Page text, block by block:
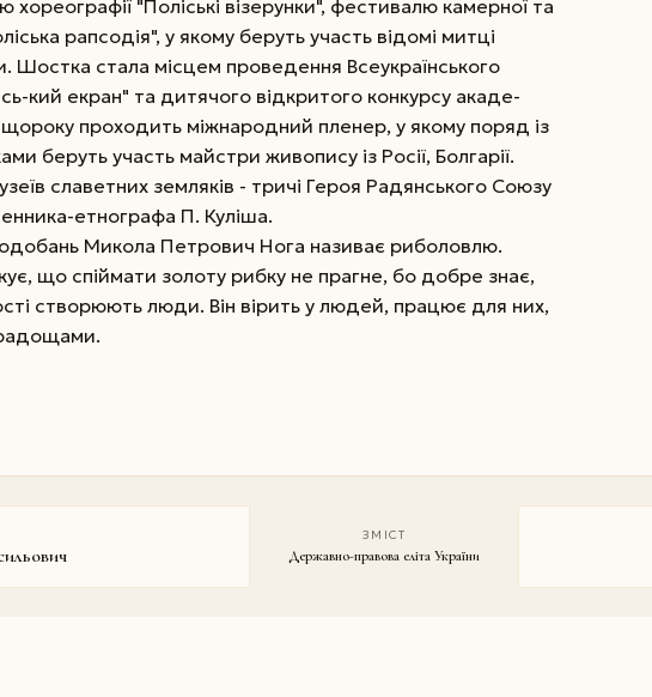
"Поліські візерунки", фестивалю камерної та
рапсодія", у якому беруть участь відомі митці
Шостка стала місцем проведення Всеукраїнського
кий екран" та дитячого відкритого конкурсу акаде-
щороку проходить міжнародний пленер, у якому поряд із
беруть участь майстри живопису із Росії, Болгарії.
славетних земляків - тричі Героя Радянського Союзу
етнографа П. Куліша.
Микола Петрович Нога називає риболовлю.
що спіймати золоту рибку не прагне, бо добре знає,
створюють люди. Він вірить у людей, працює для них,
ЗМІСТ
Державно-правова еліта України